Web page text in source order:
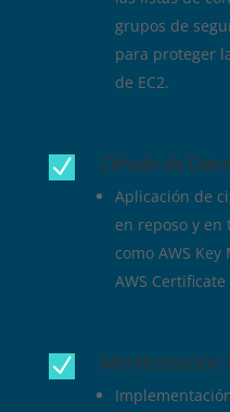
grupos de
para proteger
de EC2.
N Cifrado de
Aplicación de
en reposo y
como AWS
AWS
N Monitorización